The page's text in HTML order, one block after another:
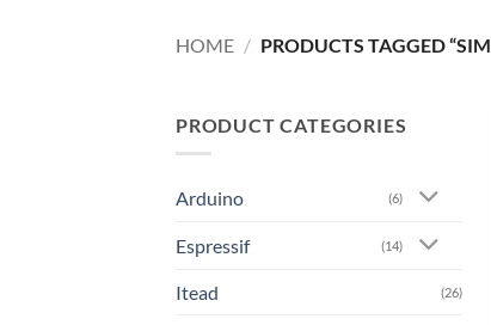
HOME / PRODUCTS TAGGED
PRODUCT CATEGORIES
Arduino (6)
Espressif (14)
Itead (26)